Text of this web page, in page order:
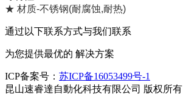
★ 材质-不锈钢(耐腐蚀,耐热)
通过以下联系方式与我们联系
为您提供最优的 解决方案
ICP备案号： 苏ICP备16053499号-1
昆山速睿達自動化科技有限公司 版权所有